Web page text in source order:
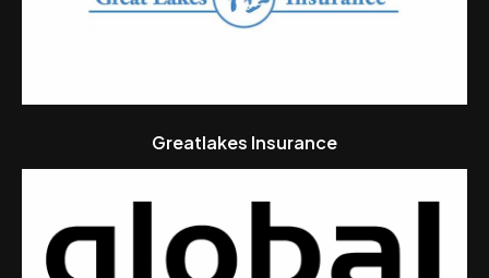
Greatlakes Insurance